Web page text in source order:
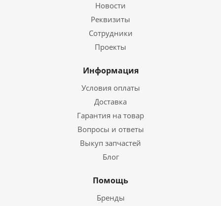
Новости
Реквизиты
Сотрудники
Проекты
Информация
Условия оплаты
Доставка
Гарантия на товар
Вопросы и ответы
Выкуп запчастей
Блог
Помощь
Бренды